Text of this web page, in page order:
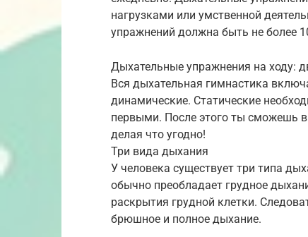
нагрузками или умственной
упражнений должна быть не более
Дыхательные упражнения на ходу:
Вся дыхательная гимнастика
динамические. Статические
первыми. После этого ты сможешь
делая что угодно!
Три вида дыхания
У человека существует три типа
обычно преобладает грудное
раскрытия грудной клетки.
брюшное и полное дыхание.